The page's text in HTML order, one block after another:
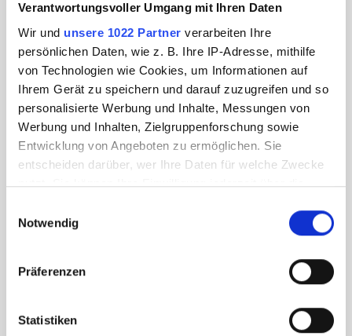
Verantwortungsvoller Umgang mit Ihren Daten
Wir und unsere 1022 Partner verarbeiten Ihre
persönlichen Daten, wie z. B. Ihre IP-Adresse, mithilfe
von Technologien wie Cookies, um Informationen auf
Ihrem Gerät zu speichern und darauf zuzugreifen und so
personalisierte Werbung und Inhalte, Messungen von
Werbung und Inhalten, Zielgruppenforschung sowie
Entwicklung von Angeboten zu ermöglichen. Sie
entscheiden darüber, wer Ihre Daten für welche Zwecke
nutzt. Sie können Ihre Einwilligung jederzeit über die
Trigger Symbol ändern oder widerrufen
Informationen über Ihre geografische Lage
können
Notwendig
Präferenzen
Statistiken